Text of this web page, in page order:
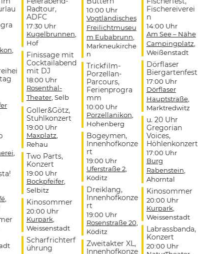
,
Radtour,
ADFC
17:30 Uhr
Kugelbrunnen
Hof
Finissage mit
Cocktailabend
mit DJ
18:00 Uhr
Rosenthal-
Theater, Selb
Goller&Götz,
Stuhlkonzert
19:00 Uhr
Maxplatz
Rehau
Two Parts,
Konzert
19:00 Uhr
Bockpfeifer,
Selbitz
Kinosommer
20:00 Uhr
Kurpark
Weissenstadt
Scharfrichterf
ührung
10:00 Uhr
Vogtländisches
Freilichtmuseu
m Eubabrunn
Markneukirche
n
Trickfilm-
Porzellan-
Parcours,
Ferienprogra
mm
10:00 Uhr
Porzellanikon
Hohenberg
Bogeymen,
Innenhofkonze
rt
19:00 Uhr
Uferstraße 2,
Köditz
Dreiklang,
Innenhofkonze
rt
19:00 Uhr
Rosenstraße 20
Köditz
Zweitakter XL,
Innenhofkonze
Fischereiverei
n
14:00 Uhr
Am See – Nähe
Campingplatz
Weißenstadt
Dörflaser
Biergartenfest
17:00 Uhr
Dörflaser
Hauptstraße,
Marktredwitz
u. 20 Uhr
Gregorian
Voices,
Höhlenkonzert
17:00 Uhr
Burg
Rabenstein
Ahorntal
Kinosommer
20:00 Uhr
Kurpark
Weissenstadt
Labrassbanda,
Konzert
20:00 Uhr